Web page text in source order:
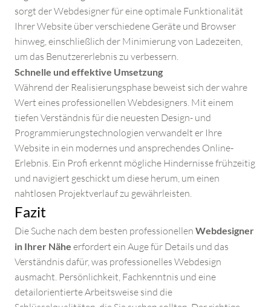
ARZT HOMEPAGES
ZAHNARZT WEBDESIGN
WEBDESIGN FÜR COACHES
WEBDESIGN
WEBDESIGN INSPIRATION
WERBEAGENTUR IN DER NÄHE
BENUTZERFREUNDLICHES WEBDESIGN
WEBDESIGNER GESUCHT
sorgt der Webdesigner für eine optimale Funktionalität
Ihrer Website über verschiedene Geräte und Browser
hinweg, einschließlich der Minimierung von Ladezeiten,
um das Benutzererlebnis zu verbessern.
Schnelle und effektive Umsetzung
Während der Realisierungsphase beweist sich der wahre
Wert eines professionellen Webdesigners. Mit einem
tiefen Verständnis für die neuesten Design- und
Programmierungstechnologien verwandelt er Ihre
Website in ein modernes und ansprechendes Online-
Erlebnis. Ein Profi erkennt mögliche Hindernisse frühzeitig
und navigiert geschickt um diese herum, um einen
nahtlosen Projektverlauf zu gewährleisten.
Fazit
Die Suche nach dem besten professionellen Webdesigner
in Ihrer Nähe erfordert ein Auge für Details und das
Verständnis dafür, was professionelles Webdesign
ausmacht. Persönlichkeit, Fachkenntnis und eine
detailorientierte Arbeitsweise sind die